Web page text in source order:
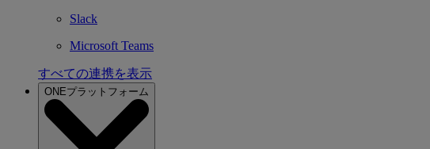
Slack
Microsoft Teams
すべての連携を表示
ONEプラットフォーム